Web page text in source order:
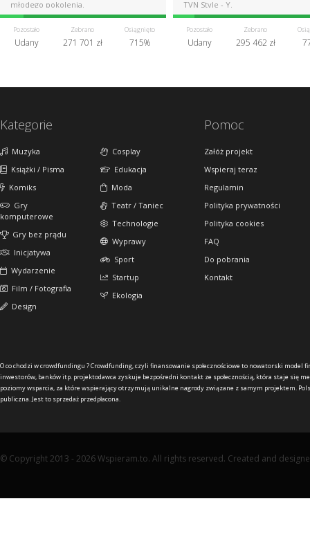
młodego pokolenia.
Pozostało
Udany
Zebrano
271 701 zł
Osiągnięto
715%
TVN Style - Y.
Pozostało
Udany
Zebrano
295 462 zł
Kategorie
Muzyka
Książki / Pisma
Komiks
Gry
komputerowe
Gry bez prądu
Inicjatywa
Wydarzenie
Film / Fotografia
Design
Cosplay
Edukacja
Moda
Teatr / Taniec
Technologie
Wyprawy
Sport
Startup
Ekologia
Pomoc
Załóż projekt
Wspieraj teraz
Regulamin
Polityka prywatności
Polityka cookies
FAQ
Do pobrania
Kontakt
O co chodzi w crowdfundingu ?Crowdfunding, czyli finansowanie społecznościowe to nowatorski model
inwestorów, banków itp. projektodawca zyskuje bezpośredni kontakt ze społecznością, która staje się
poziomy wsparcia, za które wspierający otrzymują unikalne nagrody związane z samym projektem.
publiczna. Jest to sprzedaż przedpłacona.
© Copyright 2013 - 2026 Wspieram.to. All rights reserved. Created and